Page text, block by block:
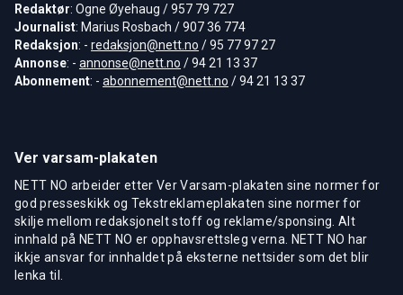
Redaktør: Ogne Øyehaug / 957 79 727
Journalist: Marius Rosbach / 907 36 774
Redaksjon: - redaksjon@nett.no / 95 77 97 27
Annonse: - annonse@nett.no / 94 21 13 37
Abonnement: - abonnement@nett.no / 94 21 13 37
Ver varsam-plakaten
NETT NO arbeider etter Ver Varsam-plakaten sine normer for
god presseskikk og Tekstreklameplakaten sine normer for
skilje mellom redaksjonelt stoff og reklame/sponsing. Alt
innhald på NETT NO er opphavsrettsleg verna. NETT NO har
ikkje ansvar for innhaldet på eksterne nettsider som det blir
lenka til.